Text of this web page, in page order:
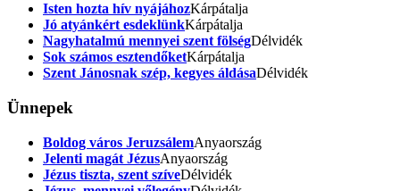
Isten hozta hív nyájáhozKárpátalja
Jó atyánkért esdeklünkKárpátalja
Nagyhatalmú mennyei szent fölségDélvidék
Sok számos esztendőketKárpátalja
Szent Jánosnak szép, kegyes áldásaDélvidék
Ünnepek
Boldog város JeruzsálemAnyaország
Jelenti magát JézusAnyaország
Jézus tiszta, szent szíveDélvidék